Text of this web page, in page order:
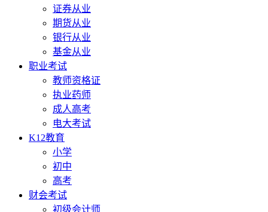
证券从业
期货从业
银行从业
基金从业
职业考试
教师资格证
执业药师
成人高考
电大考试
K12教育
小学
初中
高考
财会考试
初级会计师